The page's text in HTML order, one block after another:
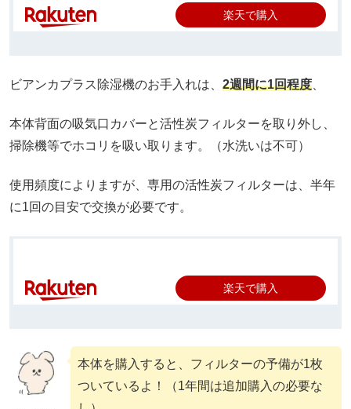
楽天で購入
ビアンカプラス除湿機のお手入れは、 2週間に1回程度
本体背面の吸気口カバーと活性炭フィルターを取り外し、
掃除機等でホコリを吸い取ります。（水洗いは不可）
使用頻度によりますが、専用の活性炭フィルターは、半年
に1回の目安で交換が必要です。
楽天で購入
本体を購入すると、フィルターの予備が1枚
ついているよ！（1年間は追加購入の必要な